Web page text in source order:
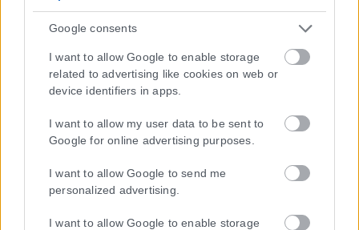
Google consents
I want to allow Google to enable storage
related to advertising like cookies on web or
device identifiers in apps.
I want to allow my user data to be sent to
Google for online advertising purposes.
I want to allow Google to send me
personalized advertising.
I want to allow Google to enable storage
Μοναδικός αριθμός Μ.Η.Τ. 262048
ΤΑ ΠΡΩΤΟΣΕΛΙΔΑ ΣΗΜΕΡΑ